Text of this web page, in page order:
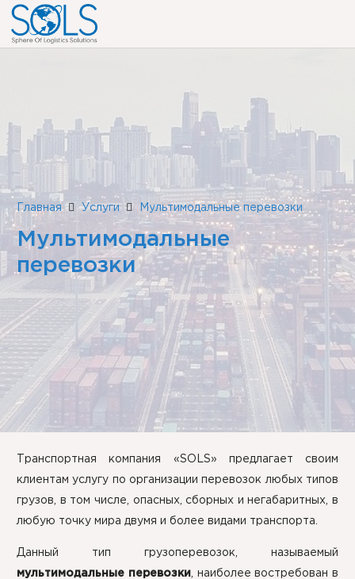
Главная Услуги Мультимодальные перевозки
Мультимодальные
перевозки
Транспортная компания «SOLS» предлагает своим
клиентам услугу по организации перевозок любых типов
грузов, в том числе, опасных, сборных и негабаритных, в
любую точку мира двумя и более видами транспорта.
Данный тип грузоперевозок, называемый
мультимодальные перевозки , наиболее востребован в